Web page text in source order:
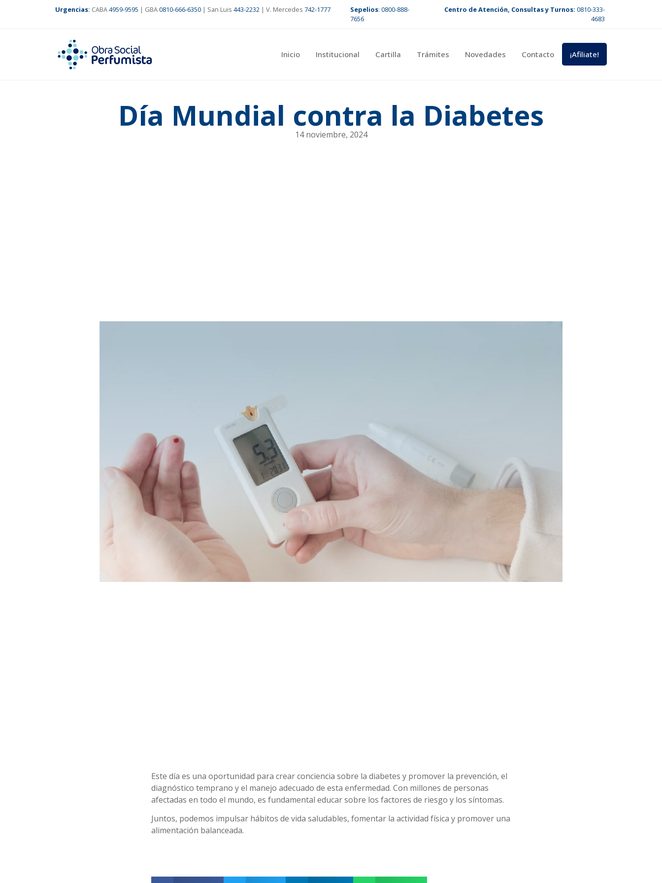
Urgencias: CABA4959-9595 | GBA0810-666-6350 | San Luis 443-2232 | V. Mercedes 742-1777 Sepelios: 0800-888-
7656
Centro de Atención, Consultas y Turnos: 0810-333-
4683
Inicio Institucional Cartilla Trámites Novedades Contacto ¡Afiliate!
Día Mundial contra la Diabetes
14 noviembre, 2024
Este día es una oportunidad para crear conciencia sobre la diabetes y promover la prevención, el
diagnóstico temprano y el manejo adecuado de esta enfermedad. Con millones de personas
afectadas en todo el mundo, es fundamental educar sobre los factores de riesgo y los síntomas.
Juntos, podemos impulsar hábitos de vida saludables, fomentar la actividad física y promover una
alimentación balanceada.